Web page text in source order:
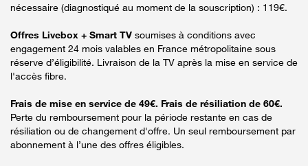
nécessaire (diagnostiqué au moment de la souscription) : 119€.
Offres Livebox + Smart TV soumises à conditions avec
engagement 24 mois valables en France métropolitaine sous
réserve d’éligibilité. Livraison de la TV après la mise en service de
l'accès fibre.
Frais de mise en service de 49€. Frais de résiliation de 60€.
Perte du remboursement pour la période restante en cas de
résiliation ou de changement d'offre. Un seul remboursement par
abonnement à l’une des offres éligibles.